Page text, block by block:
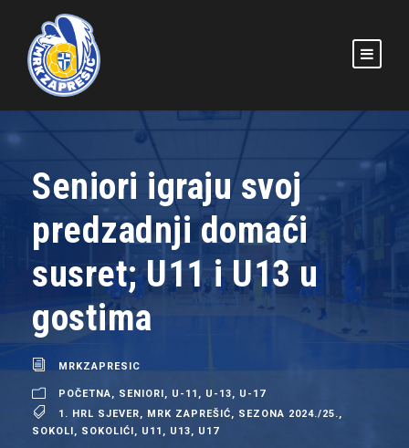
Seniori igraju svoj
predzadnji domaći
susret; U11 i U13 u
gostima
MRKZAPRESIC
POČETNA SENIORI U-11 U-13
U-17
1. HRL SJEVER
MRK ZAPREŠIĆ SEZONA 2024./25.
SOKOLI
SOKOLIĆI U11 U13 U17